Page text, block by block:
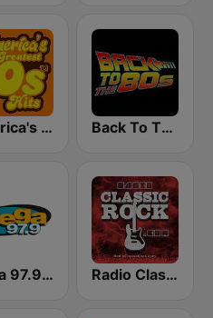
America's Greatest 70s Hits Back To The 80's Radio
Mega 97.9 FM Radio Classic Rock